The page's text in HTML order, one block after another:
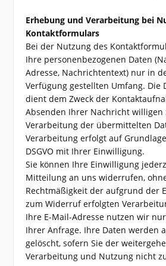
Erhebung und Verarbeitung bei
Kontaktformulars
Bei der Nutzung des
Ihre personenbezogenen Daten
Adresse, Nachrichtentext) nur in
Verfügung gestellten Umfang. Die
dient dem Zweck der
Absenden Ihrer Nachricht willigen
Verarbeitung der übermittelten
Verarbeitung erfolgt auf
DSGVO mit Ihrer Einwilligung.
Sie können Ihre Einwilligung
Mitteilung an uns widerrufen,
Rechtmäßigkeit der aufgrund der
zum Widerruf erfolgten
Ihre E-Mail-Adresse nutzen wir
Ihrer Anfrage. Ihre Daten werden
gelöscht, sofern Sie der
Verarbeitung und Nutzung nicht